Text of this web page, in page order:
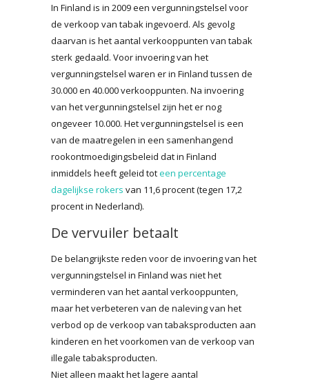
In Finland is in 2009 een vergunningstelsel voor
de verkoop van tabak ingevoerd. Als gevolg
daarvan is het aantal verkooppunten van tabak
sterk gedaald. Voor invoering van het
vergunningstelsel waren er in Finland tussen de
30.000 en 40.000 verkooppunten. Na invoering
van het vergunningstelsel zijn het er nog
ongeveer 10.000. Het vergunningstelsel is een
van de maatregelen in een samenhangend
rookontmoedigingsbeleid dat in Finland
inmiddels heeft geleid toteen percentage
dagelijkse rokers van 11,6 procent (tegen 17,2
procent in Nederland).
De vervuiler betaalt
De belangrijkste reden voor de invoering van het
vergunningstelsel in Finland was niet het
verminderen van het aantal verkooppunten,
maar het verbeteren van de naleving van het
verbod op de verkoop van tabaksproducten aan
kinderen en het voorkomen van de verkoop van
illegale tabaksproducten.
Niet alleen maakt het lagere aantal